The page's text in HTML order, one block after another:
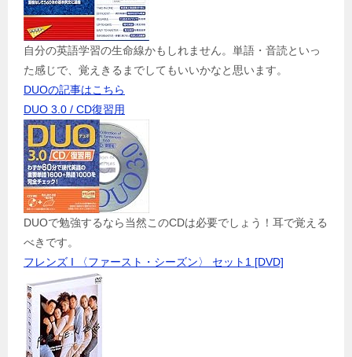
自分の英語学習の生命線かもしれません。単語・音読といっ
た感じで、覚えきるまでしてもいいかなと思います。
DUOの記事はこちら
DUO 3.0 / CD復習用
DUOで勉強するなら当然このCDは必要でしょう！耳で覚える
べきです。
フレンズ I 〈ファースト・シーズン〉 セット1 [DVD]